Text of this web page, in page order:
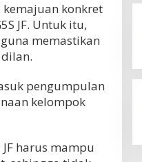
konkret
JF. Untuk itu,
memastikan
pengumpulan
kelompok
harus mampu